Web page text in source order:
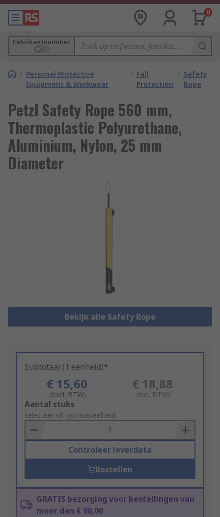
0
Fabrikantnummer
/ Personal Protective
Equipment & Workwear
/ Fall
Protection
/ Safety
Rope
Petzl Safety Rope 560 mm,
Thermoplastic Polyurethane,
Aluminium, Nylon, 25 mm
Diameter
Bekijk alle Safety Rope
Subtotaal (1 eenheid)*
€ 15,60
(excl. BTW)
€ 18,88
(incl. BTW)
Add
to
Basket
Aantal stuks
selecteer of typ hoeveelheid
Controleer leverdata
Bestellen
GRATIS bezorging voor bestellingen van
meer dan € 90,00